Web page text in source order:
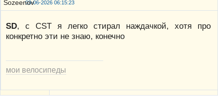
03-06-2026 06:15:23
SD, c CST я легко стирал наждачкой, хотя про
конкретно эти не знаю, конечно
мои велосипеды